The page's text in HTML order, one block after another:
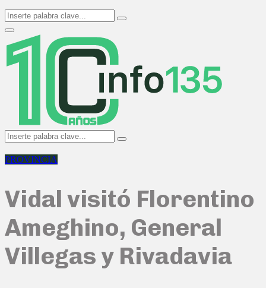
Search
for:
Search
Primary
Menu
Search
for:
Search
PROVINCIA
Vidal visitó Florentino
Ameghino, General
Villegas y Rivadavia